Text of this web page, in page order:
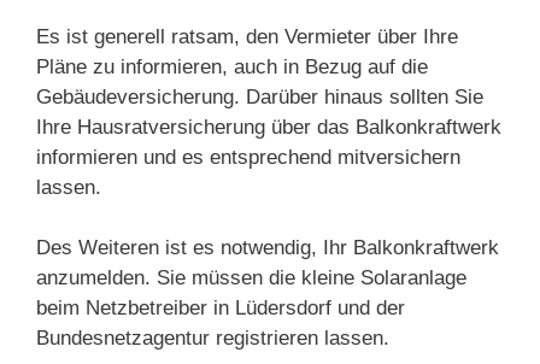
Es ist generell ratsam, den Vermieter über Ihre
Pläne zu informieren, auch in Bezug auf die
Gebäudeversicherung. Darüber hinaus sollten Sie
Ihre Hausratversicherung über das Balkonkraftwerk
informieren und es entsprechend mitversichern
lassen.
Des Weiteren ist es notwendig, Ihr Balkonkraftwerk
anzumelden. Sie müssen die kleine Solaranlage
beim Netzbetreiber in Lüdersdorf und der
Bundesnetzagentur registrieren lassen.